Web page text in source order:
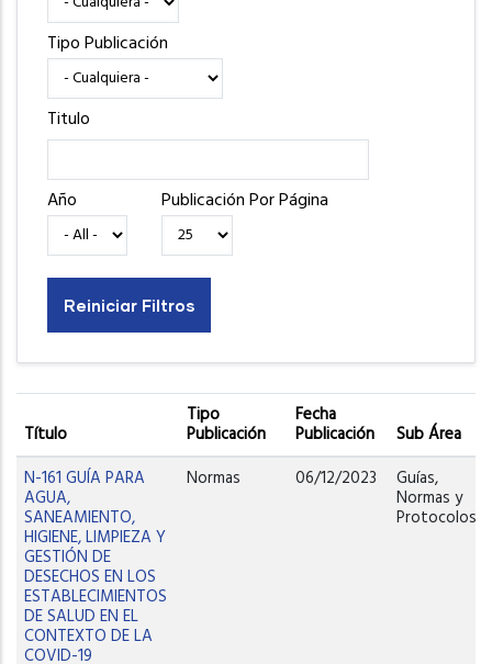
Tipo Publicación
Titulo
Año Publicación Por Página
Título
Tipo
Publicación
Fecha
Publicación
Sub Área
N-161 GUÍA PARA
AGUA,
SANEAMIENTO,
HIGIENE, LIMPIEZA Y
GESTIÓN DE
DESECHOS EN LOS
ESTABLECIMIENTOS
DE SALUD EN EL
CONTEXTO DE LA
COVID-19
Normas 06/12/2023 Guías,
Normas y
Protocolos